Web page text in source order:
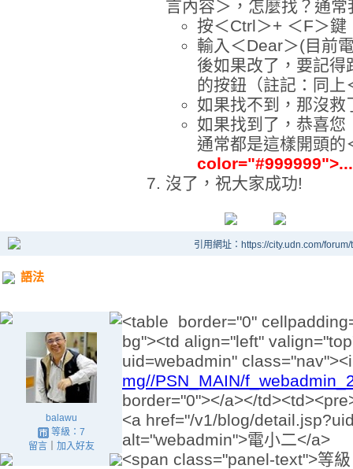
言內容＞，怎麼找？通
按＜Ctrl＞+ ＜F＞
輸入＜Dear＞(目前
後如果改了，要記得
的按鈕（註記：同上
如果找不到，那沒救
如果找到了，恭喜您
通常都是這樣開頭的
沒了，祝大家成功!
引用網址：https://city.udn.com/
語法
balawu
等級：7
留言｜ 加入好友
<table border="0"
bg"><td align="left"
uid=webadmin"
mg//PSN_MAIN/
border="0"></a></
<a href="/v1/blog/
alt="webadmin">電小二</a>
<span class="panel-text">等